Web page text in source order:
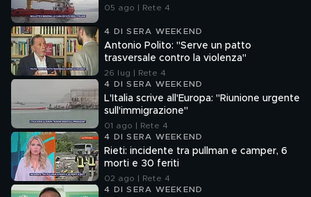
05 ago | Rete 4
4 DI SERA WEEKEND
Antonio Polito: "Serve un patto
trasversale contro la violenza"
26 lug | Rete 4
4 DI SERA WEEKEND
L'Italia scrive all'Europa: "Riunione urgente
sull'immigrazione"
01 ago | Rete 4
4 DI SERA WEEKEND
Rieti: incidente tra pullman e camper, 6
morti e 30 feriti
02 ago | Rete 4
4 DI SERA WEEKEND